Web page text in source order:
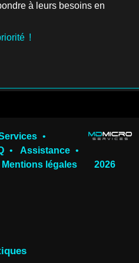
à leurs besoins en
!
•
• Assistance •
Mentions légales
2026